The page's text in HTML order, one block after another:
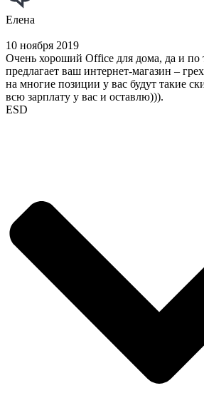
Елена
10 ноября 2019
Очень хороший Office для дома, да и по
предлагает ваш интернет-магазин –
на многие позиции у вас будут такие
всю зарплату у вас и оставлю))).
ESD